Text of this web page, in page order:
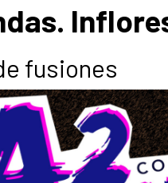
fusiones